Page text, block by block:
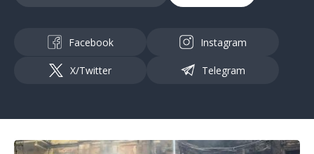
Facebook Instagram
X/Twitter Telegram